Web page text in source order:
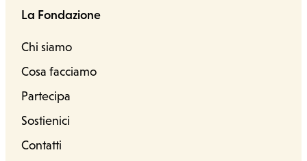
La Fondazione
Chi siamo
Cosa facciamo
Partecipa
Sostienici
Contatti